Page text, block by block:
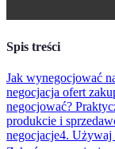
Spis treści
Jak wynegocjować
negocjacja ofert
negocjować?
produkcie i
negocjacje4. Używaj